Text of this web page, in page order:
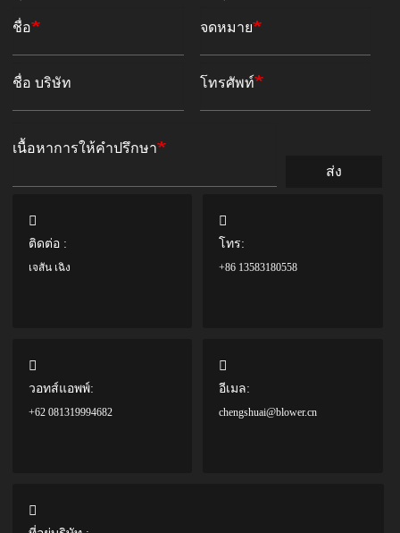
ชื่อ จดหมาย
ชื่อ บริษัท โทรศัพท์
เนื้อหาการให้คำปรึกษา
ส่ง
ติดต่อ :
เจสัน เฉิง
โทร:
+86 13583180558
วอทส์แอพพ์:
+62 081319994682
อีเมล:
chengshuai@blower.cn